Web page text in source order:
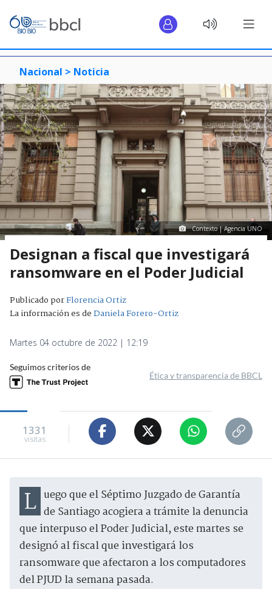
Nacional > Noticia
Contexto | Agencia UNO
Designan a fiscal que investigará
ransomware en el Poder Judicial
Publicado porFlorencia Ortiz
La información es deDaniela Forero-Ortiz
Martes 04 octubre de 2022 | 12:19
Seguimos criterios de
Ética y transparencia de BBCL
1331
visitas
Luego que el Séptimo Juzgado de Garantía de Santiago acogiera a trámite la denuncia
que interpuso el Poder Judicial, este martes se
designó al fiscal que investigará los
ransomware que afectaron a los computadores
del PJUD la semana pasada.